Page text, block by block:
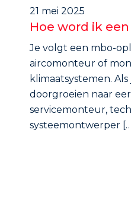
21 mei 2025
Hoe word ik
Je volgt een mbo-
aircomonteur of
klimaatsystemen.
doorgroeien naar
servicemonteur,
systeemontwerper